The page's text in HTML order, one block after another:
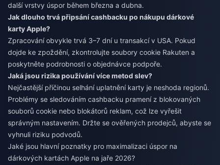
další vrstvy úspor během března a dubna.
Jak dlouho trvá připsání cashbacku po nákupu dárkové
karty Apple?
Zpracování obvykle trvá 3–7 dní u transakcí v USA. Pokud
dojde ke zpoždění, zkontrolujte soubory cookie Rakuten a
poskytněte podrobnosti o objednávce podpoře.
Jaká jsou rizika používání více metod slev?
Nejčastější příčinou selhání uplatnění karty je neshoda regionů.
Problémy se sledováním cashbacku pramení z blokovaných
souborů cookie nebo blokátorů reklam, což lze vyřešit
správným nastavením. Držte se ověřených prodejců, abyste se
vyhnuli riziku podvodů.
Jaké jsou hlavní poznatky pro maximalizaci úspor na
dárkových kartách Apple na jaře 2026?